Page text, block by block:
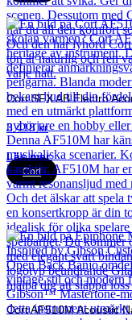
Cort SFX AB Electro
3 418kr
Läs mer
Cort
Cort AF510M Acoustic